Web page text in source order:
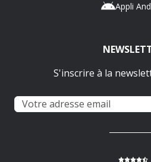
Appli
S'inscrire à la